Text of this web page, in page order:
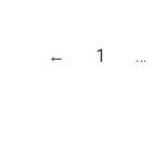
← 1 …